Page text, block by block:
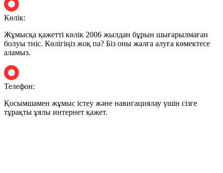
Көлік:
Жұмысқа қажетті көлік 2006 жылдан бұрын шығарылмаған
болуы тиіс. Көлігіңіз жоқ па? Біз оны жалға алуға көмектесе
аламыз.
Телефон:
Қосымшамен жұмыс істеу және навигациялау үшін сізге
тұрақты ұялы интернет қажет.